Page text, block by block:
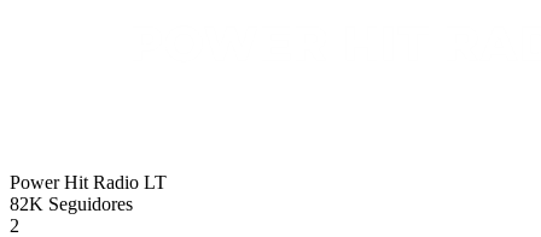
Power Hit Radio LT
82K Seguidores
2